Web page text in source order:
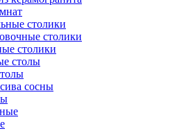
столики
столики
столики
столы
сосны